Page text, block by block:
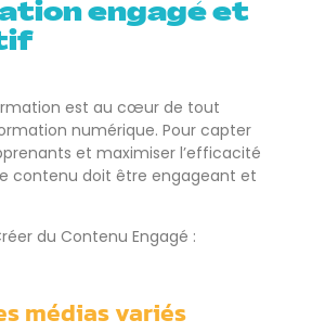
engagé et
est au cœur de tout
numérique. Pour capter
et maximiser l’efficacité
contenu doit être engageant et
du Contenu Engagé :
médias variés